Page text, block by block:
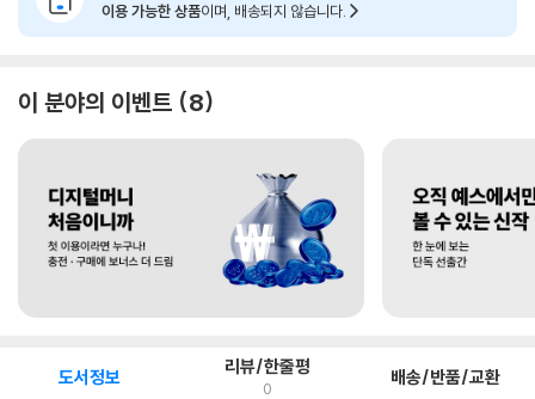
이용 가능한 상품이며, 배송되지 않습니다.
이 분야의 이벤트 8
도서정보 리뷰/한줄평
0 배송/반품/교환